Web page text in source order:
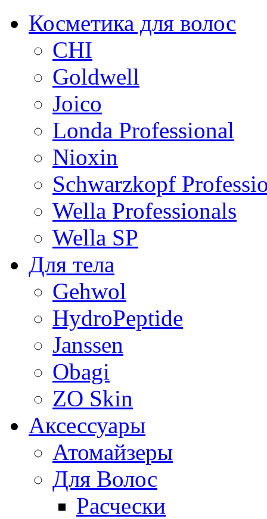
Косметика для волос
CHI
Goldwell
Joico
Londa Professional
Nioxin
Schwarzkopf
Wella Professionals
Wella SP
Для тела
Gehwol
HydroPeptide
Janssen
Obagi
ZO Skin
Aксессуары
Атомайзеры
Для Волос
Расчески